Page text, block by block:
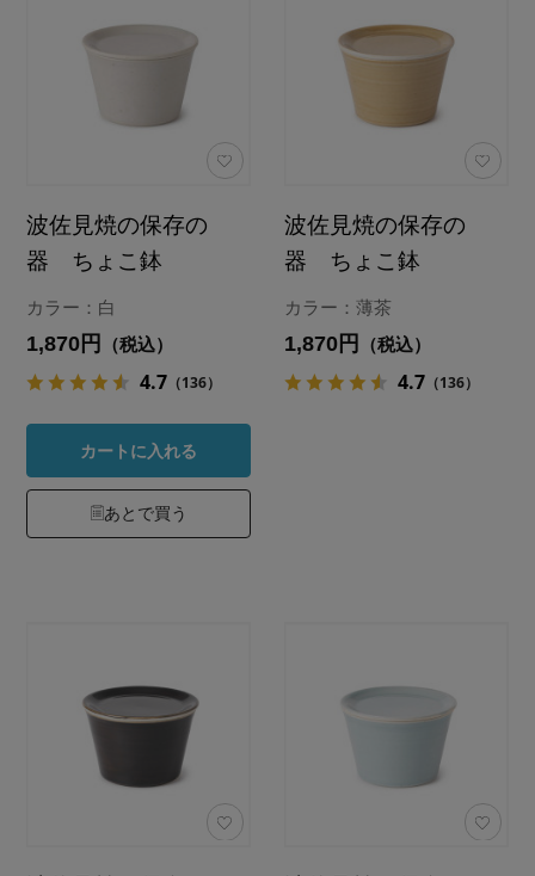
波佐見焼の保存の
器 ちょこ鉢
カラー：白
1,870円 （税込）
4.7 （136）
カートに入れる
あとで買う
波佐見焼の保存の
器 ちょこ鉢
カラー：薄茶
1,870円 （税込）
4.7 （136）